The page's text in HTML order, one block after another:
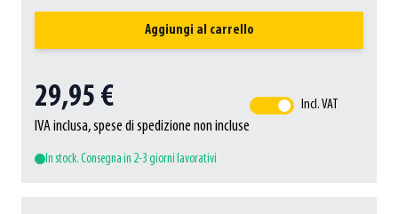
Aggiungi al carrello
29,95 €
IVA inclusa, spese di spedizione non incluse
Incl. VAT
In stock. Consegna in 2-3 giorni lavorativi